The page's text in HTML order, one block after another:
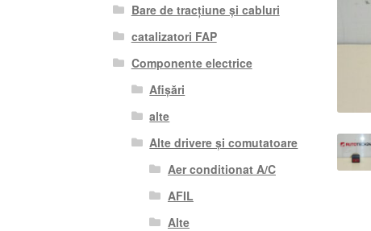
Bare de tracțiune și cabluri
catalizatori FAP
Componente electrice
Afișări
alte
Alte drivere și comutatoare
Aer conditionat A/C
AFIL
Alte